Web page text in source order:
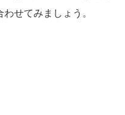
せてみましょう。